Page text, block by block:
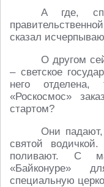
А где,
сказал
О другом
– светское
него
«Роскосмос»
стартом?
Они
святой
поливают. С
«Байконуре»
специальную